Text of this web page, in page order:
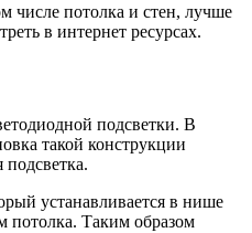
числе потолка и стен, лучше
в интернет ресурсах.
подсветки. В
такой конструкции
устанавливается в нише
потолка. Таким образом